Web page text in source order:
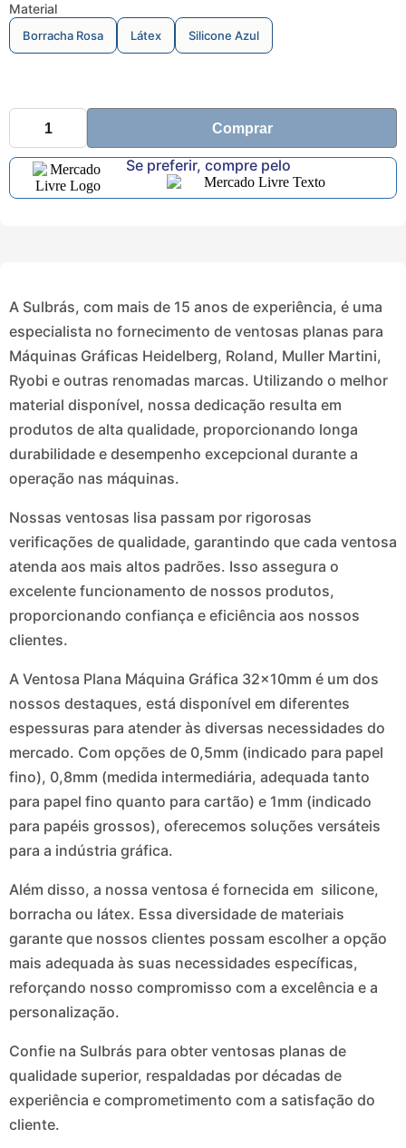
Material
Borracha Rosa Látex Silicone Azul
Comprar
Se preferir, compre pelo
A Sulbrás, com mais de 15 anos de experiência, é uma
especialista no fornecimento de ventosas planas para
Máquinas Gráficas Heidelberg, Roland, Muller Martini,
Ryobi e outras renomadas marcas. Utilizando o melhor
material disponível, nossa dedicação resulta em
produtos de alta qualidade, proporcionando longa
durabilidade e desempenho excepcional durante a
operação nas máquinas.
Nossas ventosas lisa passam por rigorosas
verificações de qualidade, garantindo que cada ventosa
atenda aos mais altos padrões. Isso assegura o
excelente funcionamento de nossos produtos,
proporcionando confiança e eficiência aos nossos
clientes.
A Ventosa Plana Máquina Gráfica 32x10mm é um dos
nossos destaques, está disponível em diferentes
espessuras para atender às diversas necessidades do
mercado. Com opções de 0,5mm (indicado para papel
fino), 0,8mm (medida intermediária, adequada tanto
para papel fino quanto para cartão) e 1mm (indicado
para papéis grossos), oferecemos soluções versáteis
para a indústria gráfica.
Além disso, a nossa ventosa é fornecida em silicone,
borracha ou látex. Essa diversidade de materiais
garante que nossos clientes possam escolher a opção
mais adequada às suas necessidades específicas,
reforçando nosso compromisso com a excelência e a
personalização.
Confie na Sulbrás para obter ventosas planas de
qualidade superior, respaldadas por décadas de
experiência e comprometimento com a satisfação do
cliente.